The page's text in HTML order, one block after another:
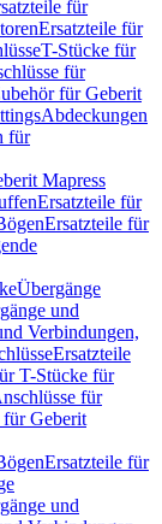
für
Ersatzteile für
T-Stücke für
für
für Geberit
Abdeckungen
für
Mapress
Ersatzteile für
Ersatzteile für
Übergänge
und
Verbindungen,
Ersatzteile
T-Stücke für
für
für Geberit
Ersatzteile für
und